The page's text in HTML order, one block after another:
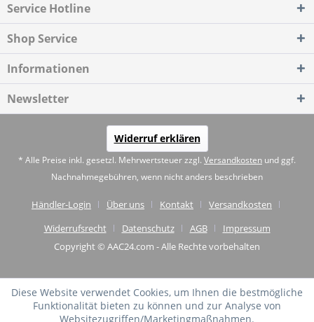
Service Hotline
Shop Service
Informationen
Newsletter
Widerruf erklären
* Alle Preise inkl. gesetzl. Mehrwertsteuer zzgl. Versandkosten und ggf.
Nachnahmegebühren, wenn nicht anders beschrieben
Händler-Login Über uns Kontakt
Versandkosten
Widerrufsrecht
Datenschutz AGB
Impressum
Copyright © AAC24.com - Alle Rechte vorbehalten
Diese Website verwendet Cookies, um Ihnen die bestmögliche
Funktionalität bieten zu können und zur Analyse von
Websitezugriffen/Marketingmaßnahmen.